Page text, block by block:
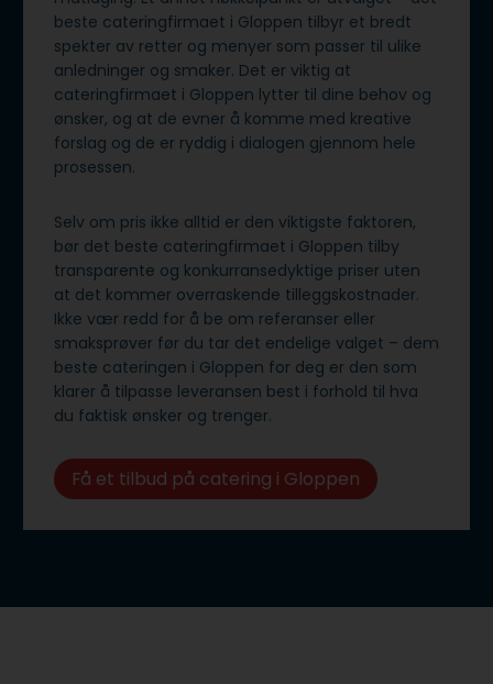
beste cateringfirmaet i Gloppen tilbyr et bredt
spekter av retter og menyer som passer til ulike
anledninger og smaker. Det er viktig at
cateringfirmaet i Gloppen lytter til dine behov og
ønsker, og at de evner å komme med kreative
forslag og de er ryddig i dialogen gjennom hele
prosessen.
Selv om pris ikke alltid er den viktigste faktoren,
bør det beste cateringfirmaet i Gloppen tilby
transparente og konkurransedyktige priser uten
at det kommer overraskende tilleggskostnader.
Ikke vær redd for å be om referanser eller
smaksprøver før du tar det endelige valget – dem
beste cateringen i Gloppen for deg er den som
klarer å tilpasse leveransen best i forhold til hva
du faktisk ønsker og trenger.
Få et tilbud på catering i Gloppen